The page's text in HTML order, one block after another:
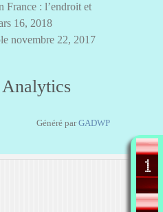
France : l’endroit et
16, 2018
novembre 22, 2017
Analytics
Généré parGADWP